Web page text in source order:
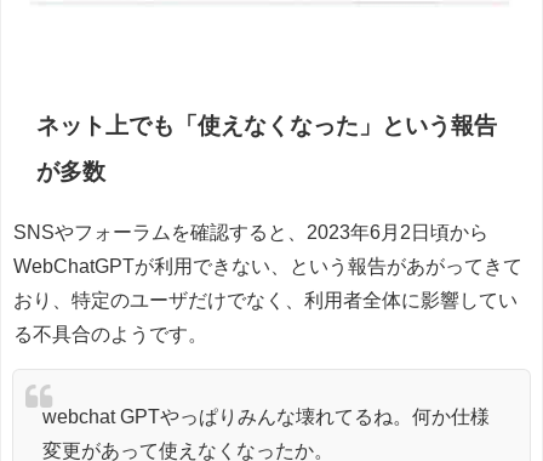
ネット上でも「使えなくなった」という報告
が多数
SNSやフォーラムを確認すると、2023年6月2日頃から
WebChatGPTが利用できない、という報告があがってきて
おり、特定のユーザだけでなく、利用者全体に影響してい
る不具合のようです。
webchat GPTやっぱりみんな壊れてるね。何か仕様
変更があって使えなくなったか。